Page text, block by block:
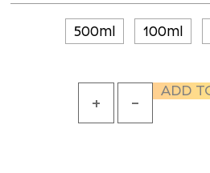
100ml
500ml
-
+ ADD